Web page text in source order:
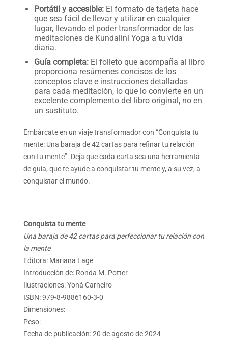
Portátil y accesible:El formato de tarjeta hace
que sea fácil de llevar y utilizar en cualquier
lugar, llevando el poder transformador de las
meditaciones de Kundalini Yoga a tu vida
diaria.
Guía completa:El folleto que acompaña al libro
proporciona resúmenes concisos de los
conceptos clave e instrucciones detalladas
para cada meditación, lo que lo convierte en un
excelente complemento del libro original, no en
un sustituto.
Embárcate en un viaje transformador con “Conquista tu
mente: Una baraja de 42 cartas para refinar tu relación
con tu mente”. Deja que cada carta sea una herramienta
de guía, que te ayude a conquistar tu mente y, a su vez, a
conquistar el mundo.
Conquista tu mente
Una baraja de 42 cartas para perfeccionar tu relación con
la mente
Editora: Mariana Lage
Introducción de: Ronda M. Potter
Ilustraciones:Yoná Carneiro
ISBN:979-8-9886160-3-0
Dimensiones:
Peso:
Fecha de publicación: 20 de agosto de 2024